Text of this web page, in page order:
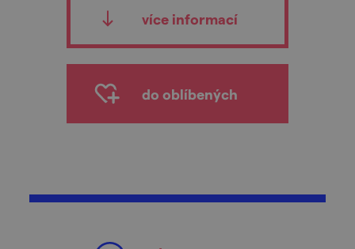
více informací
do oblíbených